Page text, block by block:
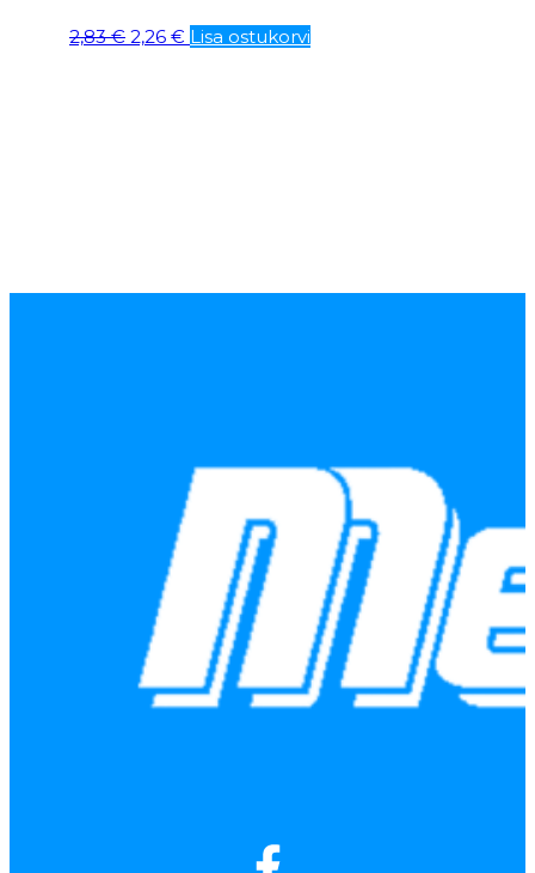
2,83€ Algne
2,26 € Current
Lisa ostukorvi